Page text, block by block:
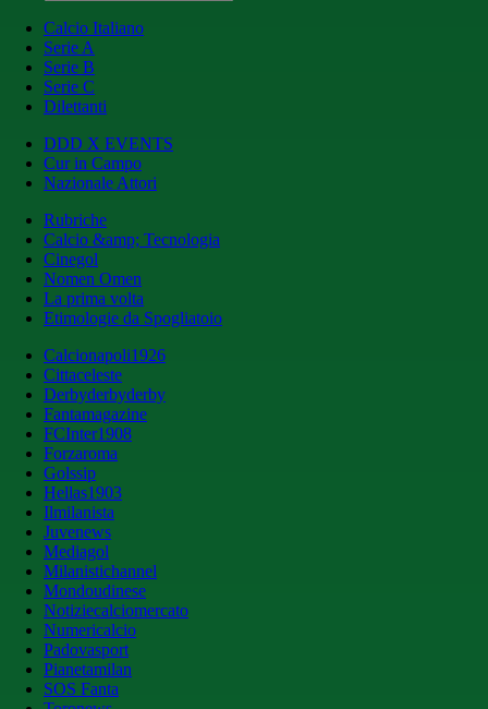
Calcio Italiano
Serie A
Serie B
Serie C
Dilettanti
DDD X EVENTS
Cur in Campo
Nazionale Attori
Rubriche
Calcio &amp; Tecnologia
Cinegol
Nomen Omen
La prima volta
Etimologie da Spogliatoio
Calcionapoli1926
Cittaceleste
Derbyderbyderby
Fantamagazine
FCInter1908
Forzaroma
Golssip
Hellas1903
Ilmilanista
Juvenews
Mediagol
Milanistichannel
Mondoudinese
Notiziecalciomercato
Numericalcio
Padovasport
Pianetamilan
SOS Fanta